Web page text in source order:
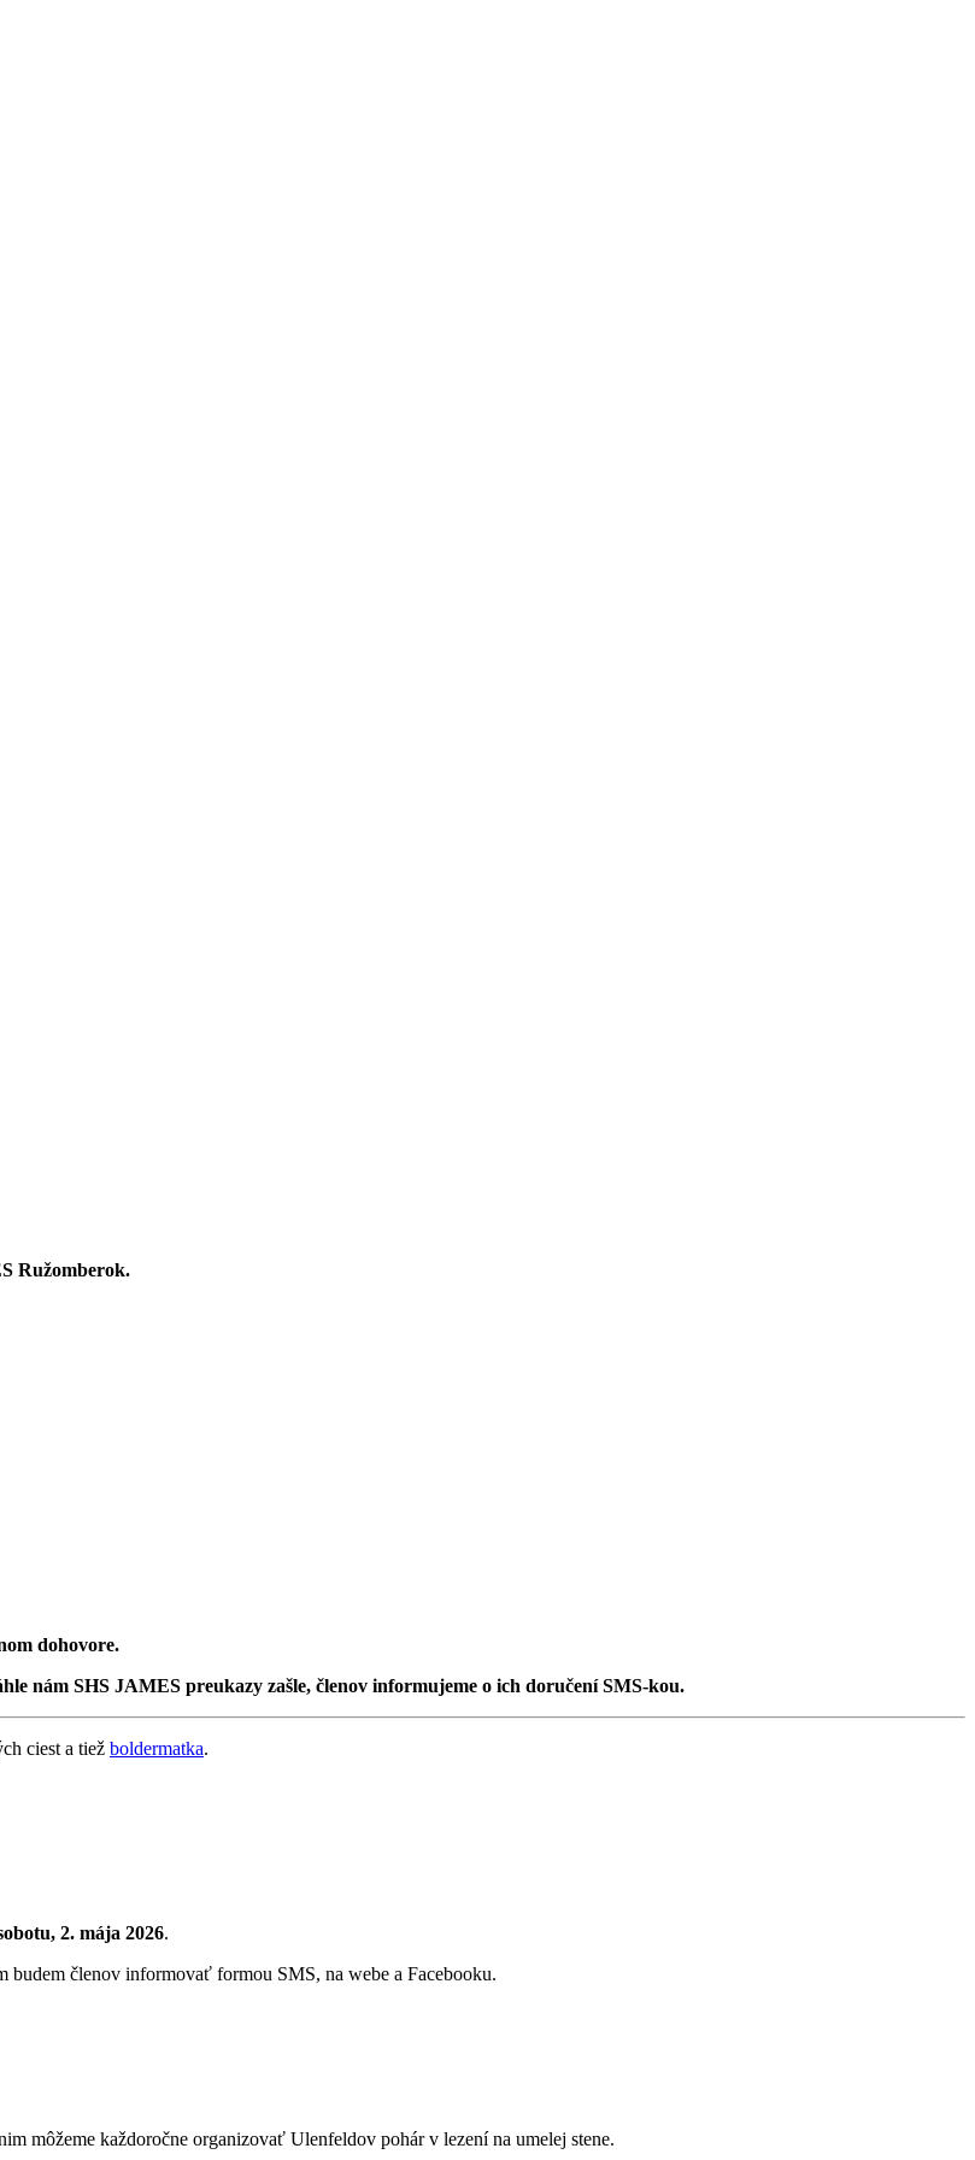
Ružomberok.
dohovore.
nám SHS JAMES preukazy zašle, členov informujeme o ich doručení SMS-kou.
ciest a tiež boldermatka.
2. mája 2026.
budem členov informovať formou SMS, na webe a Facebooku.
môžeme každoročne organizovať Ulenfeldov pohár v lezení na umelej stene.